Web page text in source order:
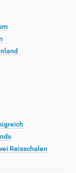
Reisschalen